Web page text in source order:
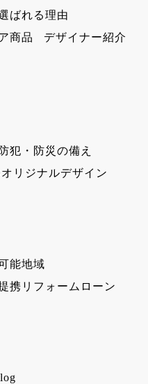
ばれる理由
商品
デザイナー紹介
犯・防災の備え
リジナルデザイン
能地域
携リフォームローン